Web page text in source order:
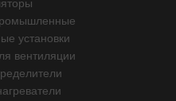
установки
вентиляции